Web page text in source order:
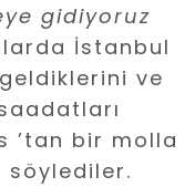
gidiyoruz
İstanbul
ve
’tan bir molla